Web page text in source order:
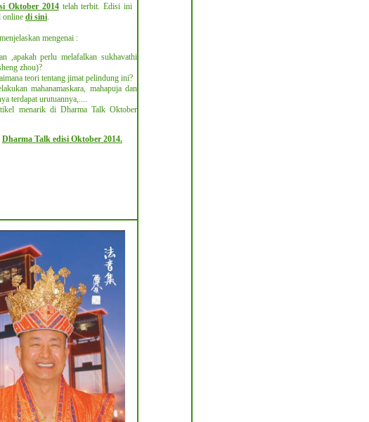
Oktober 2014 telah terbit. Edisi ini
online di sini.
mengenai :
,apakah perlu melafalkan sukhavathi
zhou)?
teori tentang jimat pelindung ini?
mahanamaskara, mahapuja dan
terdapat urutuannya,....
menarik di Dharma Talk Oktober
Dharma Talk edisi Oktober 2014.